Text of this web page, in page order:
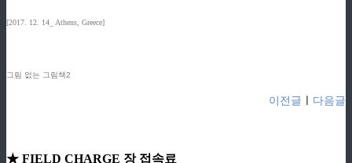
[2017. 12. 14_ Athens, Greece]
그림 없는 그림책2
이전글 다음글
★ FIELD CHARGE 장 접속료